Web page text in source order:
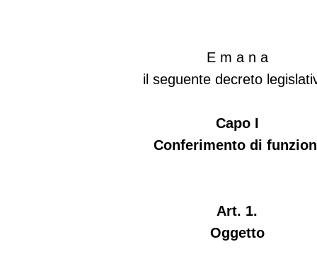
E m a n a
il seguente decreto
Capo I
Conferimento di
Art. 1.
Oggetto